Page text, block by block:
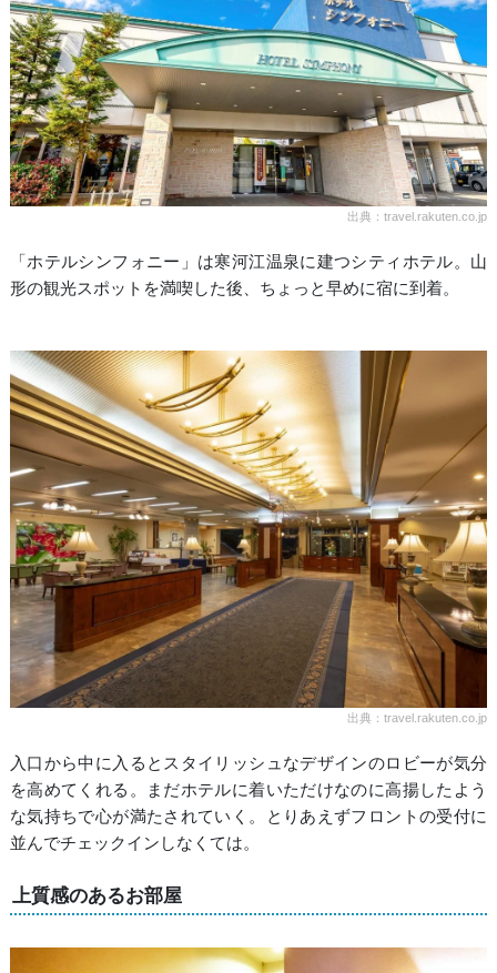
出典：travel.rakuten.co.jp
「ホテルシンフォニー」は寒河江温泉に建つシティホテル。山
形の観光スポットを満喫した後、ちょっと早めに宿に到着。
出典：travel.rakuten.co.jp
入口から中に入るとスタイリッシュなデザインのロビーが気分
を高めてくれる。まだホテルに着いただけなのに高揚したよう
な気持ちで心が満たされていく。とりあえずフロントの受付に
並んでチェックインしなくては。
上質感のあるお部屋